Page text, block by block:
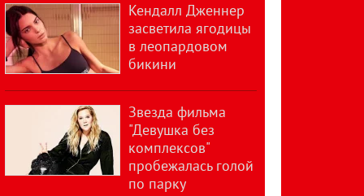
Кендалл Дженнер
засветила ягодицы
в леопардовом
бикини
Звезда фильма
"Девушка без
комплексов"
пробежалась голой
по парку